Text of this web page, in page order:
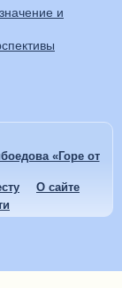
и
«Горе от
О сайте